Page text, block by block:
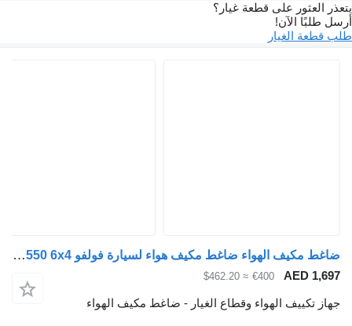
العثور على قطعة غيار؟
طلبًا الآن!
قطعة الغيار
ضاغط مكيف الهواء ضاغط مكيف هواء لسيارة فولفو FH16 550 6x4 لـ السيارات القاطرة Volvo FH16 550
AED
€400
≈ $462.20
تكييف الهواء وقطاع الغيار - ضاغط مكيف الهواء